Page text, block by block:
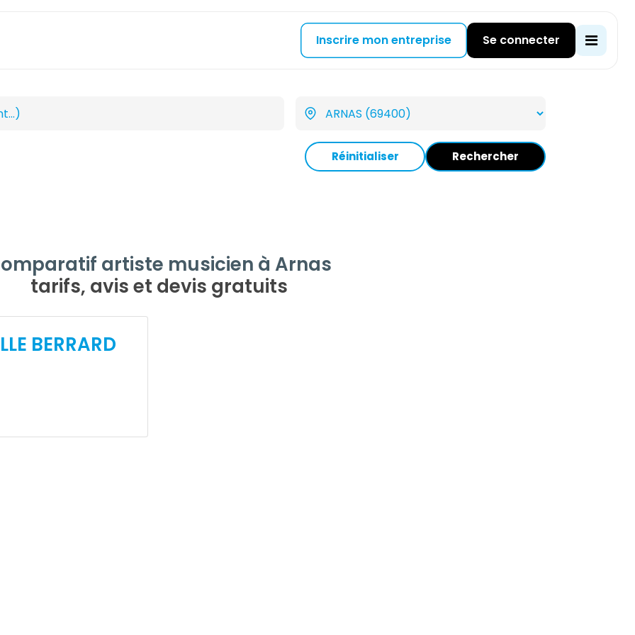
Inscrire mon entreprise Se connecter
Réinitialiser Rechercher
artiste musicien à Arnas
tarifs, avis et devis gratuits
BERRARD